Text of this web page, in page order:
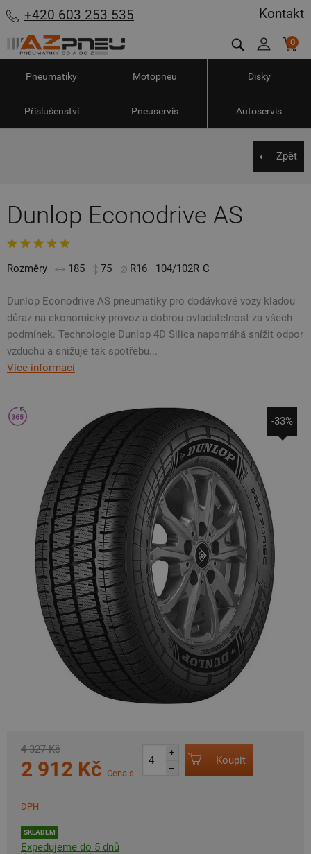
Kontakt
+420 603 253 535
0
Pneumatiky Motopneu Disky
Příslušenství Pneuservis Autoservis
Zpět
Dunlop Econodrive AS
Rozměry 185 75 R16 104/102R C
Dunlop Econodrive AS pneumatiky pro dodávkové vozy kladou
důraz na ekonomický provoz a dobrou ovladatelnost za všech
podmínek. Technologie Dunlop 4D Silica napomáhá snížit odpor
vzduchu a snižuje tak spotřebu...
Více informací
-33%
4 327 Kč
2 912 Kč Cena s
DPH
SKLADEM
Expedujeme do 5 dnů
+
–
Koupit